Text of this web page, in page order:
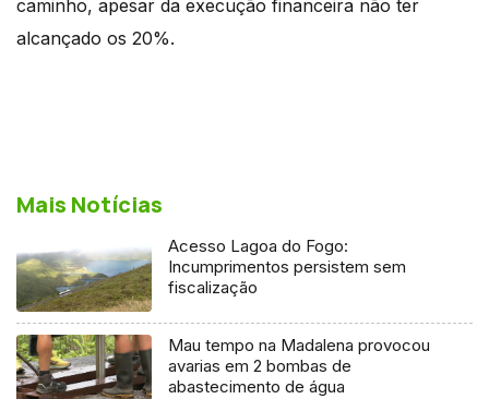
caminho, apesar da execução financeira não ter
alcançado os 20%.
Mais Notícias
Acesso Lagoa do Fogo:
Incumprimentos persistem sem
fiscalização
Mau tempo na Madalena provocou
avarias em 2 bombas de
abastecimento de água